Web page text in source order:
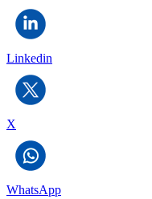
Linkedin
X
WhatsApp